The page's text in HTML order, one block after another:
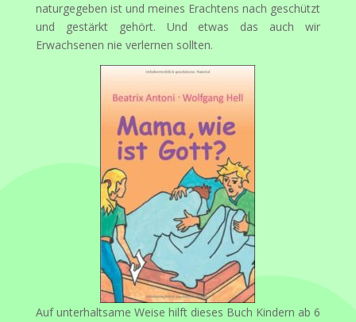
naturgegeben ist und meines Erachtens nach geschützt
und gestärkt gehört. Und etwas das auch wir
Erwachsenen nie verlernen sollten.
Auf unterhaltsame Weise hilft dieses Buch Kindern ab 6